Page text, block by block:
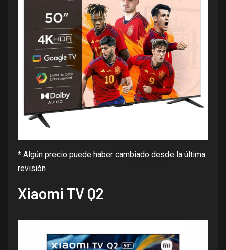
* Algún precio puede haber cambiado desde la última
revisión
Xiaomi TV Q2